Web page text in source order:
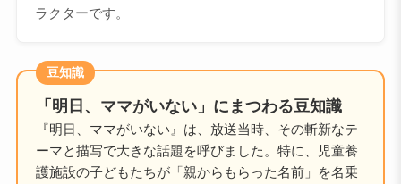
ラクターです。
豆知識
「明日、ママがいない」にまつわる豆知識
『明日、ママがいない』は、放送当時、その斬新なテ
ーマと描写で大きな話題を呼びました。特に、児童養
護施設の子どもたちが「親からもらった名前」を名乗